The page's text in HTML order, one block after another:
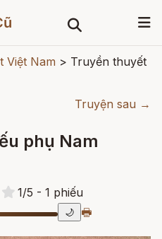
Việt Nam > Truyền thuyết
Truyện sau →
phụ Nam
1/5 - 1 phiếu
🌙 🖶